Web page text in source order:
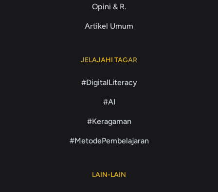
Opini & R.
Artikel Umum
JELAJAHI TAGAR
#DigitalLiteracy
#AI
#Keragaman
#MetodePembelajaran
LAIN-LAIN